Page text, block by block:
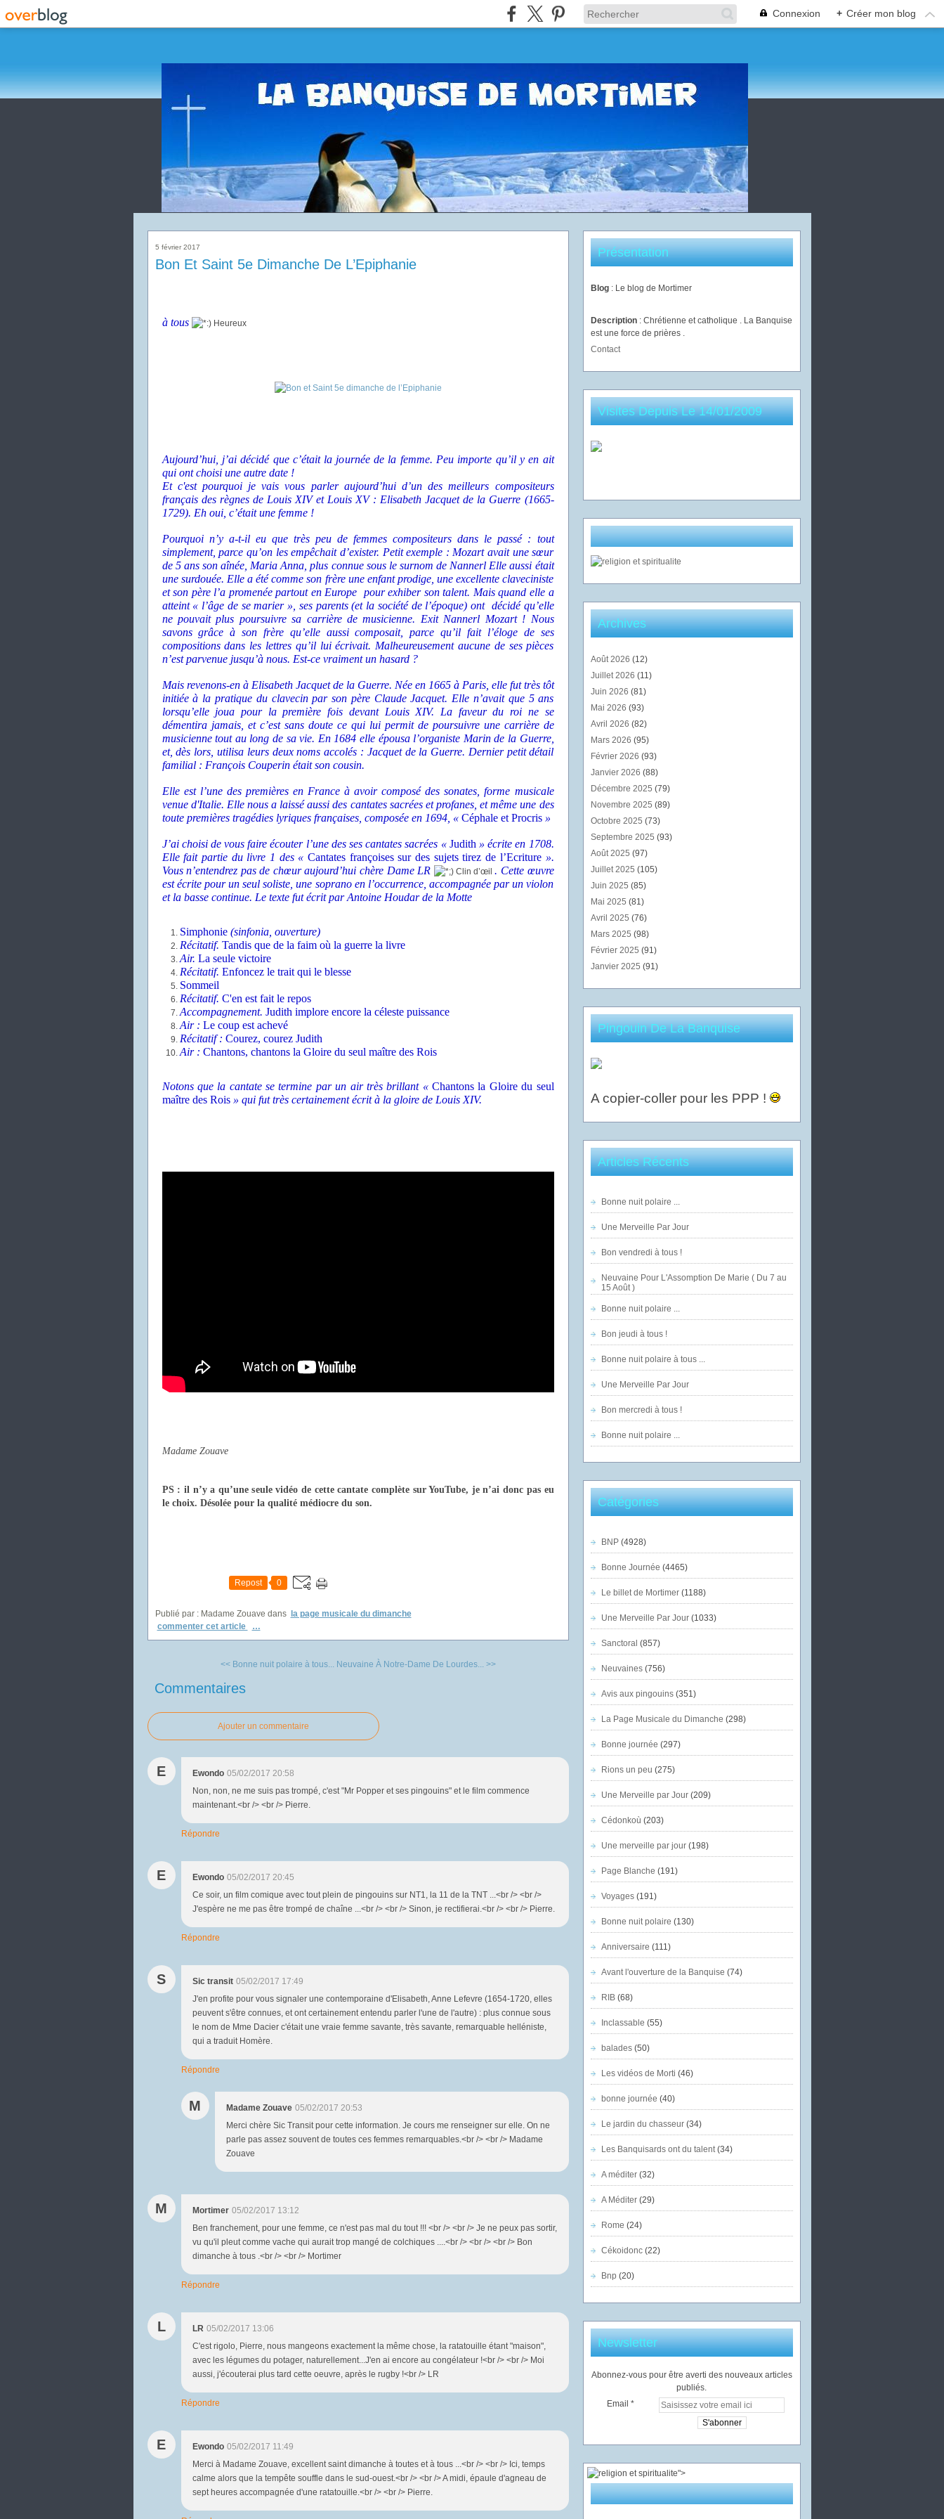
Connexion + Créer mon blog
5 février 2017
Bon Et Saint 5e Dimanche De L’Epiphanie
à tous
Aujourd’hui, j’ai décidé que c’était la journée de la femme. Peu importe qu’il y en ait
qui ont choisi une autre date !
Et c'est pourquoi je vais vous parler aujourd’hui d’un des meilleurs compositeurs
français des règnes de Louis XIV et Louis XV : Elisabeth Jacquet de la Guerre (1665-
1729). Eh oui, c’était une femme !
Pourquoi n’y a-t-il eu que très peu de femmes compositeurs dans le passé : tout
simplement, parce qu’on les empêchait d’exister. Petit exemple : Mozart avait une sœur
de 5 ans son aînée, Maria Anna, plus connue sous le surnom de Nannerl Elle aussi était
une surdouée. Elle a été comme son frère une enfant prodige, une excellente claveciniste
et son père l’a promenée partout en Europe pour exhiber son talent. Mais quand elle a
atteint « l’âge de se marier », ses parents (et la société de l’époque) ont décidé qu’elle
ne pouvait plus poursuivre sa carrière de musicienne. Exit Nannerl Mozart ! Nous
savons grâce à son frère qu’elle aussi composait, parce qu’il fait l’éloge de ses
compositions dans les lettres qu’il lui écrivait. Malheureusement aucune de ses pièces
n’est parvenue jusqu’à nous. Est-ce vraiment un hasard ?
Mais revenons-en à Elisabeth Jacquet de la Guerre. Née en 1665 à Paris, elle fut très tôt
initiée à la pratique du clavecin par son père Claude Jacquet. Elle n’avait que 5 ans
lorsqu’elle joua pour la première fois devant Louis XIV. La faveur du roi ne se
démentira jamais, et c’est sans doute ce qui lui permit de poursuivre une carrière de
musicienne tout au long de sa vie. En 1684 elle épousa l’organiste Marin de la Guerre,
et, dès lors, utilisa leurs deux noms accolés : Jacquet de la Guerre. Dernier petit détail
familial : François Couperin était son cousin.
Elle est l’une des premières en France à avoir composé des sonates, forme musicale
venue d'Italie. Elle nous a laissé aussi des cantates sacrées et profanes, et même une des
toute premières tragédies lyriques françaises, composée en 1694, « Céphale et Procris»
J’ai choisi de vous faire écouter l’une des ses cantates sacrées « Judith » écrite en 1708.
Elle fait partie du livre 1 des « Cantates françoises sur des sujets tirez de l’Ecriture».
Vous n’entendrez pas de chœur aujourd’hui chère Dame LR
. Cette œuvre
est écrite pour un seul soliste, une soprano en l’occurrence, accompagnée par un violon
et la basse continue. Le texte fut écrit par Antoine Houdar de la Motte
Simphonie(sinfonia, ouverture)
Récitatif. Tandis que de la faim où la guerre la livre
Air. La seule victoire
Récitatif. Enfoncez le trait qui le blesse
Sommeil
Récitatif. C'en est fait le repos
Accompagnement. Judith implore encore la céleste puissance
Air : Le coup est achevé
Récitatif : Courez, courez Judith
Air : Chantons, chantons la Gloire du seul maître des Rois
Notons que la cantate se termine par un air très brillant « Chantons la Gloire du seul
maître des Rois» qui fut très certainement écrit à la gloire de Louis XIV.
Madame Zouave
PS : il n’y a qu’une seule vidéo de cette cantate complète sur YouTube, je n’ai donc pas eu
le choix. Désolée pour la qualité médiocre du son.
Repost 0
Publié par : Madame Zouave dans la page musicale du dimanche
commenter cet article
…
<< Bonne nuit polaire à tous... Neuvaine À Notre-Dame De Lourdes... >>
Commentaires
Ajouter un commentaire
E Ewondo 05/02/2017 20:58
Non, non, ne me suis pas trompé, c'est "Mr Popper et ses pingouins" et le film commence
maintenant.<br /> <br /> Pierre.
Répondre
E Ewondo 05/02/2017 20:45
Ce soir, un film comique avec tout plein de pingouins sur NT1, la 11 de la TNT ...<br /> <br />
J'espère ne me pas être trompé de chaîne ...<br /> <br /> Sinon, je rectifierai.<br /> <br /> Pierre.
Répondre
S Sic transit 05/02/2017 17:49
J'en profite pour vous signaler une contemporaine d'Elisabeth, Anne Lefevre (1654-1720, elles
peuvent s'être connues, et ont certainement entendu parler l'une de l'autre) : plus connue sous
le nom de Mme Dacier c'était une vraie femme savante, très savante, remarquable helléniste,
qui a traduit Homère.
Répondre
M Madame Zouave 05/02/2017 20:53
Merci chère Sic Transit pour cette information. Je cours me renseigner sur elle. On ne
parle pas assez souvent de toutes ces femmes remarquables.<br /> <br /> Madame
Zouave
M Mortimer 05/02/2017 13:12
Ben franchement, pour une femme, ce n'est pas mal du tout !!! <br /> <br /> Je ne peux pas sortir,
vu qu'il pleut comme vache qui aurait trop mangé de colchiques ....<br /> <br /> <br /> Bon
dimanche à tous .<br /> <br /> Mortimer
Répondre
L LR 05/02/2017 13:06
C'est rigolo, Pierre, nous mangeons exactement la même chose, la ratatouille étant "maison",
avec les légumes du potager, naturellement...J'en ai encore au congélateur !<br /> <br /> Moi
aussi, j'écouterai plus tard cette oeuvre, après le rugby !<br /> LR
Répondre
E Ewondo 05/02/2017 11:49
Merci à Madame Zouave, excellent saint dimanche à toutes et à tous ...<br /> <br /> Ici, temps
calme alors que la tempête souffle dans le sud-ouest.<br /> <br /> A midi, épaule d'agneau de
sept heures accompagnée d'une ratatouille.<br /> <br /> Pierre.
Présentation
Blog : Le blog de Mortimer
Description : Chrétienne et catholique . La Banquise
est une force de prières .
Contact
Visites Depuis Le 14/01/2009
Archives
Août 2026 (12)
Juillet 2026 (11)
Juin 2026 (81)
Mai 2026 (93)
Avril 2026 (82)
Mars 2026 (95)
Février 2026 (93)
Janvier 2026 (88)
Décembre 2025 (79)
Novembre 2025 (89)
Octobre 2025 (73)
Septembre 2025 (93)
Août 2025 (97)
Juillet 2025 (105)
Juin 2025 (85)
Mai 2025 (81)
Avril 2025 (76)
Mars 2025 (98)
Février 2025 (91)
Janvier 2025 (91)
Pingouin De La Banquise
A copier-coller pour les PPP !
Articles Récents
Bonne nuit polaire ...
Une Merveille Par Jour
Bon vendredi à tous !
Neuvaine Pour L'Assomption De Marie ( Du 7 au
15 Août )
Bonne nuit polaire ...
Bon jeudi à tous !
Bonne nuit polaire à tous ...
Une Merveille Par Jour
Bon mercredi à tous !
Bonne nuit polaire ...
Catégories
BNP(4928)
Bonne Journée (4465)
Le billet de Mortimer(1188)
Une Merveille Par Jour(1033)
Sanctoral (857)
Neuvaines(756)
Avis aux pingouins(351)
La Page Musicale du Dimanche (298)
Bonne journée (297)
Rions un peu (275)
Une Merveille par Jour(209)
Cédonkoù (203)
Une merveille par jour(198)
Page Blanche (191)
Voyages(191)
Bonne nuit polaire (130)
Anniversaire (111)
Avant l'ouverture de la Banquise (74)
RIB(68)
Inclassable (55)
balades(50)
Les vidéos de Morti (46)
bonne journée (40)
Le jardin du chasseur(34)
Les Banquisards ont du talent(34)
A méditer(32)
A Méditer(29)
Rome (24)
Cékoidonc(22)
Bnp (20)
Newsletter
Abonnez-vous pour être averti des nouveaux articles
publiés.
Email
">